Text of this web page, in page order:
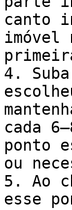
canto
4.
cada
ponto
ou
5. Ao
esse